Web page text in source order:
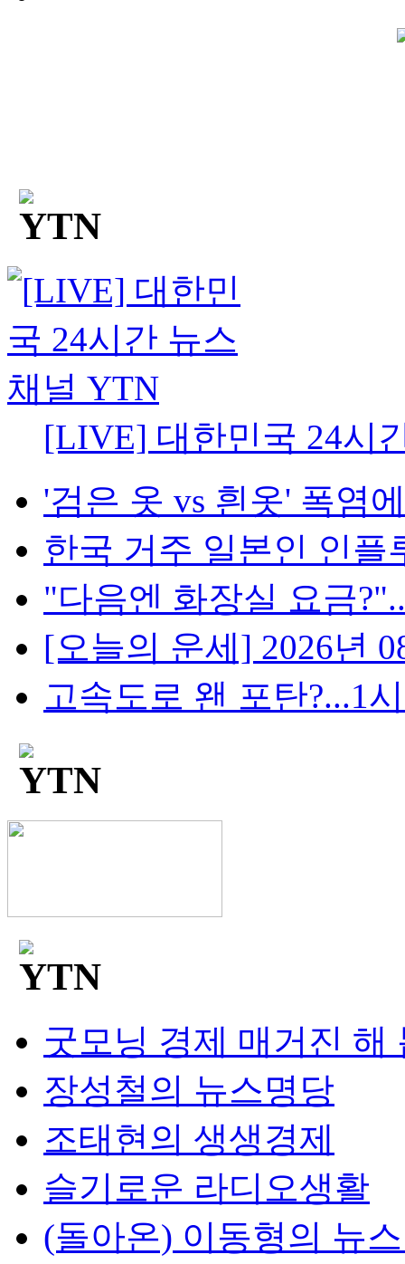
[LIVE] 대한민국 24시
'검은 옷 vs 흰옷' 폭염
한국 거주 일본인 인플
"다음엔 화장실 요금
[오늘의 운세] 2026년
고속도로 왠 포탄?...1
굿모닝 경제 매거진 해
장성철의 뉴스명당
조태현의 생생경제
슬기로운 라디오생활
(돌아온) 이동형의 뉴